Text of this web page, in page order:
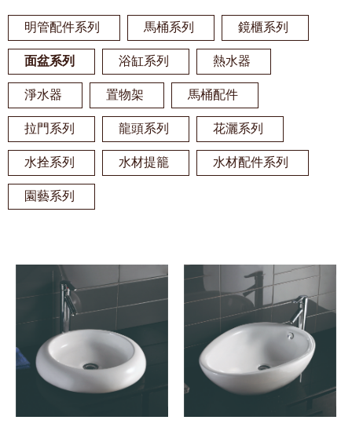
明管配件系列 馬桶系列 鏡櫃系列
面盆系列 浴缸系列 熱水器
淨水器 置物架 馬桶配件
拉門系列 龍頭系列 花灑系列
水拴系列 水材提籠 水材配件系列
園藝系列